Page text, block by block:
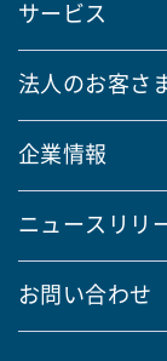
サービス
法人のお客さ
企業情報
ニュースリリ
お問い合わせ